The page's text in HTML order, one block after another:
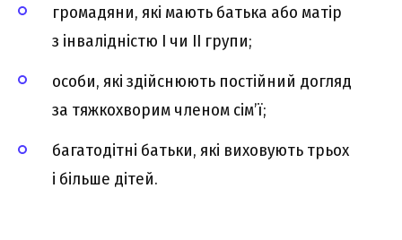
громадяни, які мають батька або матір
з інвалідністю I чи II групи;
особи, які здійснюють постійний догляд
за тяжкохворим членом сім’ї;
багатодітні батьки, які виховують трьох
і більше дітей.